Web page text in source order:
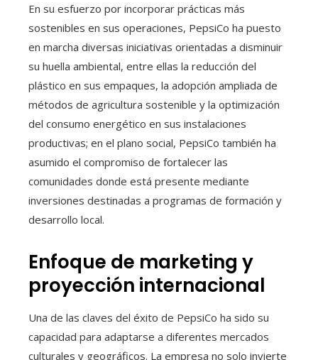
En su esfuerzo por incorporar prácticas más
sostenibles en sus operaciones, PepsiCo ha puesto
en marcha diversas iniciativas orientadas a disminuir
su huella ambiental, entre ellas la reducción del
plástico en sus empaques, la adopción ampliada de
métodos de agricultura sostenible y la optimización
del consumo energético en sus instalaciones
productivas; en el plano social, PepsiCo también ha
asumido el compromiso de fortalecer las
comunidades donde está presente mediante
inversiones destinadas a programas de formación y
desarrollo local.
Enfoque de marketing y
proyección internacional
Una de las claves del éxito de PepsiCo ha sido su
capacidad para adaptarse a diferentes mercados
culturales y geográficos. La empresa no solo invierte